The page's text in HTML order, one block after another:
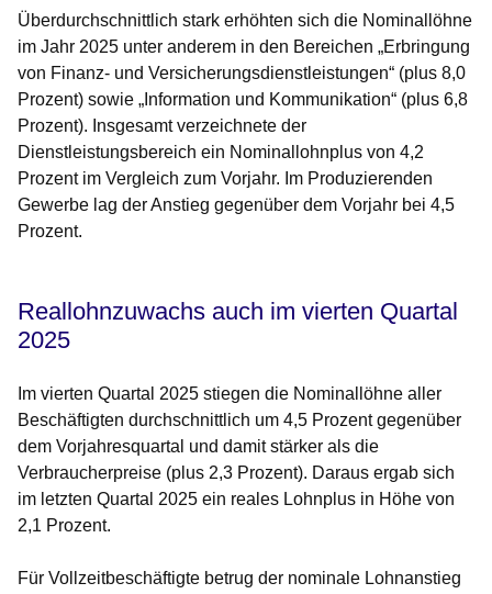
Überdurchschnittlich stark erhöhten sich die Nominallöhne
im Jahr 2025 unter anderem in den Bereichen „Erbringung
von Finanz- und Versicherungsdienstleistungen“ (plus 8,0
Prozent) sowie „Information und Kommunikation“ (plus 6,8
Prozent). Insgesamt verzeichnete der
Dienstleistungsbereich ein Nominallohnplus von 4,2
Prozent im Vergleich zum Vorjahr. Im Produzierenden
Gewerbe lag der Anstieg gegenüber dem Vorjahr bei 4,5
Prozent.
Reallohnzuwachs auch im vierten Quartal
2025
Im vierten Quartal 2025 stiegen die Nominallöhne aller
Beschäftigten durchschnittlich um 4,5 Prozent gegenüber
dem Vorjahresquartal und damit stärker als die
Verbraucherpreise (plus 2,3 Prozent). Daraus ergab sich
im letzten Quartal 2025 ein reales Lohnplus in Höhe von
2,1 Prozent.
Für Vollzeitbeschäftigte betrug der nominale Lohnanstieg